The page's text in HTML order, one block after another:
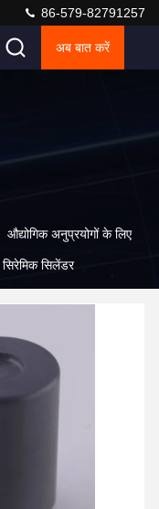
86-579-82791257
अब बात करें
औद्योगिक अनुप्रयोगों के लिए
सिरेमिक सिलेंडर